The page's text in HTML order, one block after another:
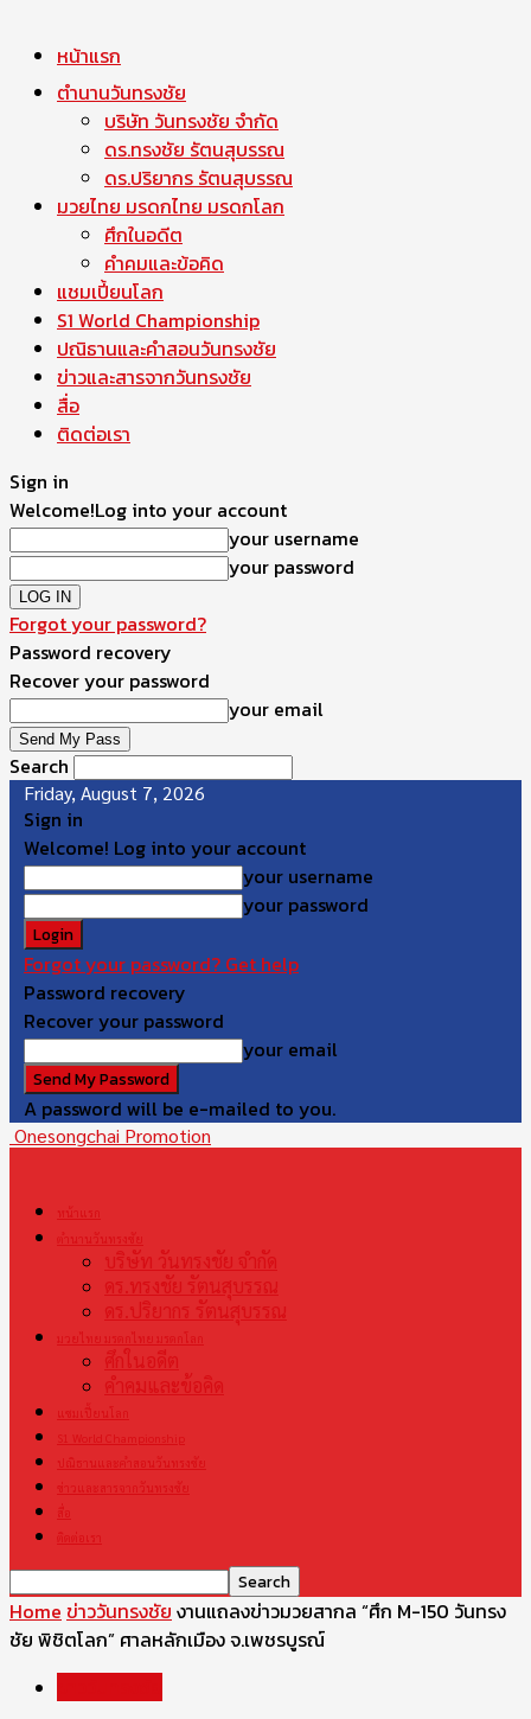
หน้าแรก
ตำนานวันทรงชัย
บริษัท วันทรงชัย จำกัด
ดร.ทรงชัย รัตนสุบรรณ
ดร.ปริยากร รัตนสุบรรณ
มวยไทย มรดกไทย มรดกโลก
ศึกในอดีต
คำคมและข้อคิด
แชมเปี้ยนโลก
S1 World Championship
ปณิธานและคำสอนวันทรงชัย
ข่าวและสารจากวันทรงชัย
สื่อ
ติดต่อเรา
Sign in
Welcome!Log into your account
your username
your password
Forgot your password?
Password recovery
Recover your password
your email
Search
Friday, August 7, 2026
Sign in
Welcome! Log into your account
your username
your password
Forgot your password? Get help
Password recovery
Recover your password
your email
A password will be e-mailed to you.
Onesongchai Promotion
หน้าแรก
ตำนานวันทรงชัย
บริษัท วันทรงชัย จำกัด
ดร.ทรงชัย รัตนสุบรรณ
ดร.ปริยากร รัตนสุบรรณ
มวยไทย มรดกไทย มรดกโลก
ศึกในอดีต
คำคมและข้อคิด
แชมเปี้ยนโลก
S1 World Championship
ปณิธานและคำสอนวันทรงชัย
ข่าวและสารจากวันทรงชัย
สื่อ
ติดต่อเรา
Home ข่าววันทรงชัย งานแถลงข่าวมวยสากล “ศึก M-150 วันทรง
ชัย พิชิตโลก” ศาลหลักเมือง จ.เพชรบูรณ์